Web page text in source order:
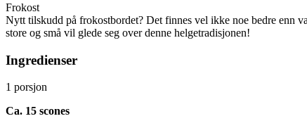
Frokost
Nytt tilskudd på frokostbordet? Det finnes vel ikke noe bedre enn
store og små vil glede seg over denne helgetradisjonen!
Ingredienser
1 porsjon
Ca. 15 scones